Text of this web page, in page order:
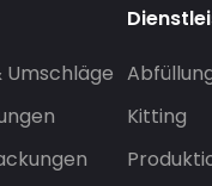
Kitting